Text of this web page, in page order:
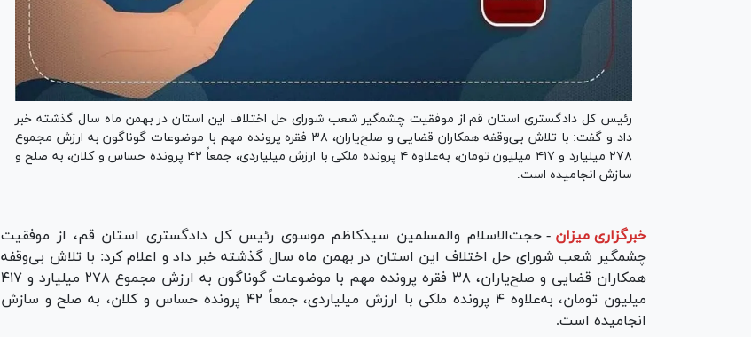
رئیس کل دادگستری استان قم از موفقیت چشمگیر شعب شورای حل اختلاف این استان در بهمن ماه سال گذشته خبر
داد و گفت: با تلاش بی‌وقفه همکاران قضایی و صلح‌یاران، ۳۸ فقره پرونده مهم با موضوعات گوناگون به ارزش مجموع
۲۷۸ میلیارد و ۴۱۷ میلیون تومان، به‌علاوه ۴ پرونده ملکی با ارزش میلیاردی، جمعاً ۴۲ پرونده حساس و کلان، به صلح و
سازش انجامیده است.
خبرگزاری میزان - حجت‌الاسلام والمسلمین سیدکاظم موسوی رئیس کل دادگستری استان قم، از موفقیت
چشمگیر شعب شورای حل اختلاف این استان در بهمن ماه سال گذشته خبر داد و اعلام کرد: با تلاش بی‌وقفه
همکاران قضایی و صلح‌یاران، ۳۸ فقره پرونده مهم با موضوعات گوناگون به ارزش مجموع ۲۷۸ میلیارد و ۴۱۷
میلیون تومان، به‌علاوه ۴ پرونده ملکی با ارزش میلیاردی، جمعاً ۴۲ پرونده حساس و کلان، به صلح و سازش
انجامیده است.